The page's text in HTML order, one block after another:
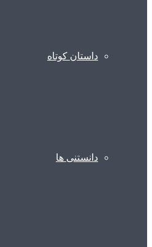
داستان کوتاه
دانستنی ها